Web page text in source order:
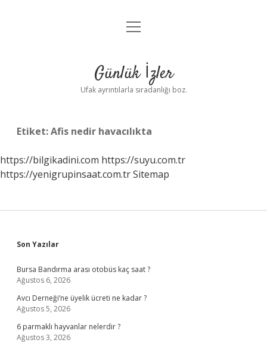
Anasayfa
Yasal Uyarı
menüyü
Günlük İzler
Ufak ayrıntılarla sıradanlığı boz.
Etiket:Afis nedir havacılıkta
https://bilgikadini.com https://suyu.com.tr
https://yenigrupinsaat.com.trSitemap
Sidebar
Son Yazılar
Bursa Bandırma arası otobüs kaç saat ?
Ağustos 6, 2026
Avcı Derneği’ne üyelik ücreti ne kadar ?
Ağustos 5, 2026
6 parmaklı hayvanlar nelerdir ?
Ağustos 3, 2026